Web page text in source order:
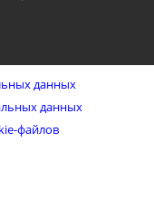
данных
данных
файлов